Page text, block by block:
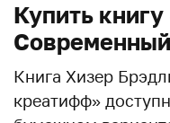
Купить
Книга Хизер
креатифф»